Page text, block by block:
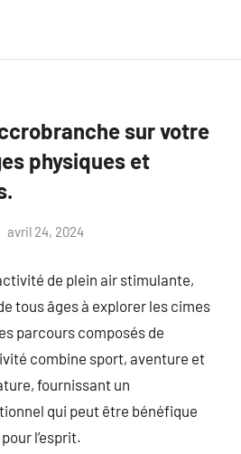
sur votre
physiques et
avril 24, 2024
de plein air stimulante,
tous âges à explorer les cimes
parcours composés de
combine sport, aventure et
fournissant un
qui peut être bénéfique
l’esprit.